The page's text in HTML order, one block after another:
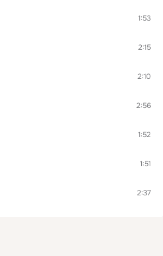
1:53
2:15
2:10
2:56
1:52
1:51
2:37